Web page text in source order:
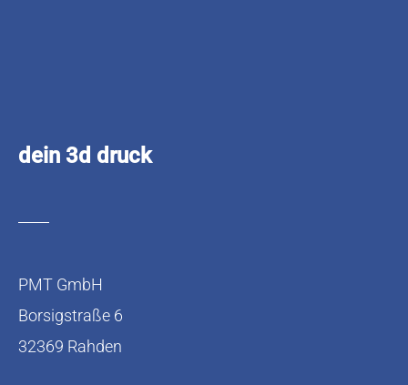
dein 3d druck
PMT GmbH
Borsigstraße 6
32369 Rahden